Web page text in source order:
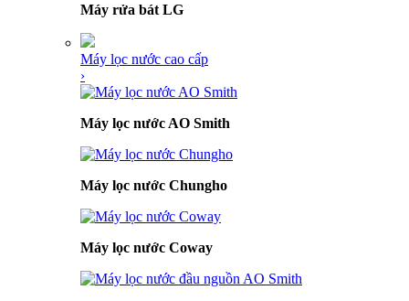
Máy rửa bát LG
Máy lọc nước cao cấp
›
Máy lọc nước AO Smith
Máy lọc nước Chungho
Máy lọc nước Coway